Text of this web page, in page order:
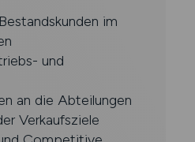
im
und
an die Abteilungen
Verkaufsziele